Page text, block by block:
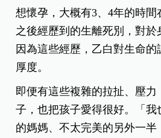
想懷孕，大概有3、4年的時間
之後經歷到的生離死別，對於
因為這些經歷，乙白對生命
厚度。
即便有這些複雜的拉扯、壓
子，也把孩子愛得很好。「我
的媽媽、不太完美的另外一半